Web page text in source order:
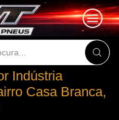
Indústria
Casa Branca,